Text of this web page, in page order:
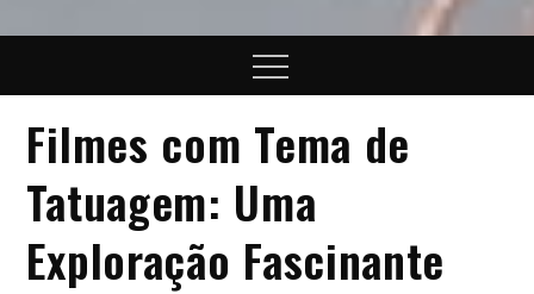
Menu
Filmes com Tema de
Tatuagem: Uma
Exploração Fascinante